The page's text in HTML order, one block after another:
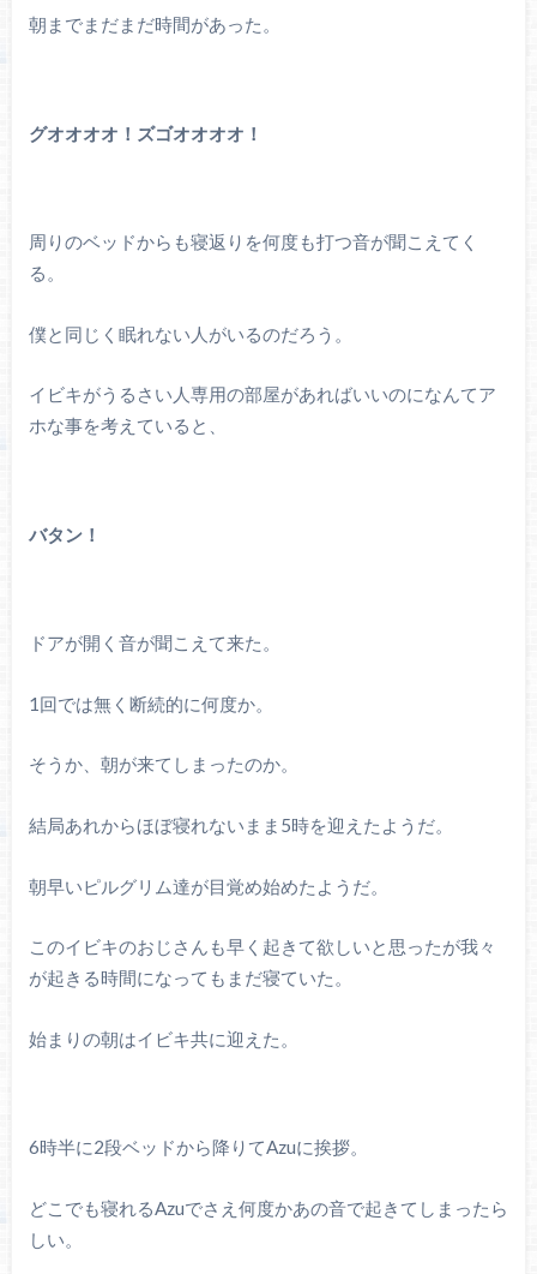
朝までまだまだ時間があった。
グオオオオ！ズゴオオオオ！
周りのベッドからも寝返りを何度も打つ音が聞こえてく
る。
僕と同じく眠れない人がいるのだろう。
イビキがうるさい人専用の部屋があればいいのになんてア
ホな事を考えていると、
バタン！
ドアが開く音が聞こえて来た。
1回では無く断続的に何度か。
そうか、朝が来てしまったのか。
結局あれからほぼ寝れないまま5時を迎えたようだ。
朝早いピルグリム達が目覚め始めたようだ。
このイビキのおじさんも早く起きて欲しいと思ったが我々
が起きる時間になってもまだ寝ていた。
始まりの朝はイビキ共に迎えた。
6時半に2段ベッドから降りてAzuに挨拶。
どこでも寝れるAzuでさえ何度かあの音で起きてしまったら
しい。